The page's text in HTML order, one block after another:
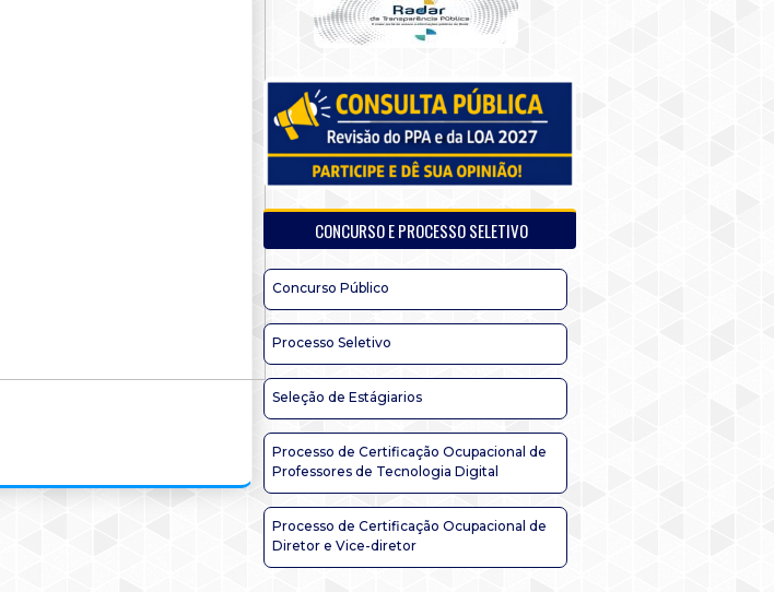
CONCURSO E PROCESSO SELETIVO
Concurso Público
Processo Seletivo
Seleção de Estágiarios
Processo de Certificação Ocupacional de
Professores de Tecnologia Digital
Processo de Certificação Ocupacional de
Diretor e Vice-diretor